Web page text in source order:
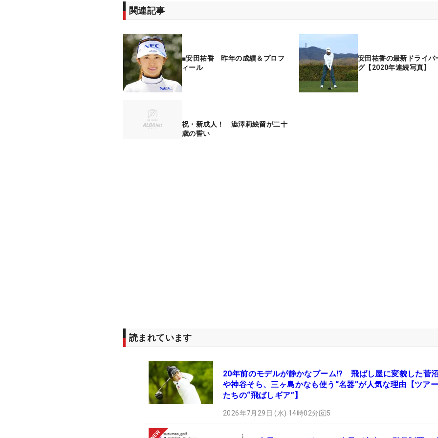
関連記事
■安田祐香 昨年の成績＆プロフ
ィール
安田祐香の最新ドライバ
グ【2020年連続写真】
祝・新成人！ 澁澤莉絵留が二十
歳の誓い
読まれています
20年前のモデルが静かなブーム!? 飛ばし屋に変貌した菅
や神谷そら、三ヶ島かなも使う“名器”が人気な理由【ツア
たちの“飛ばしギア”】
2026年7月29日 (水) 14時02分 5